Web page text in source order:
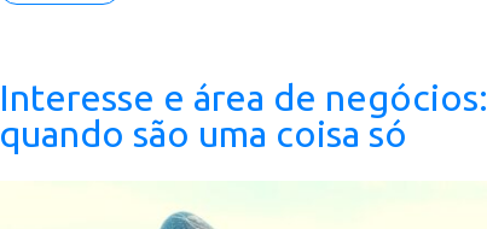
Interesse e área de negócios:
quando são uma coisa só